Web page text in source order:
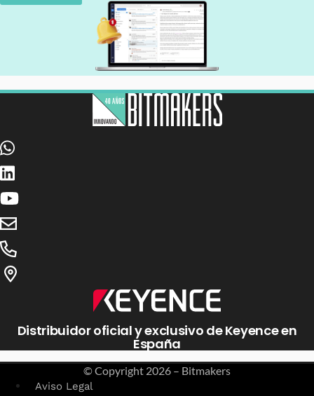
Distribuidor oficial y exclusivo de Keyence en
España
© Copyright 2026 – Bitmakers
Aviso Legal